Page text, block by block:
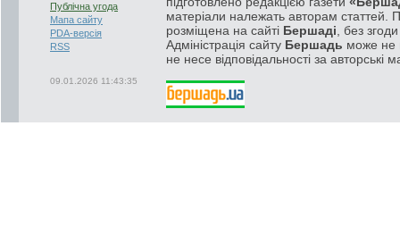
Публічна угода
Мапа сайту
PDA-версія
RSS
09.01.2026 11:43:35
матеріали належать авторам статтей.
розміщена на сайті Бершаді , без
Адміністрація сайту Бершадь може не
не несе відповідальності за авторські